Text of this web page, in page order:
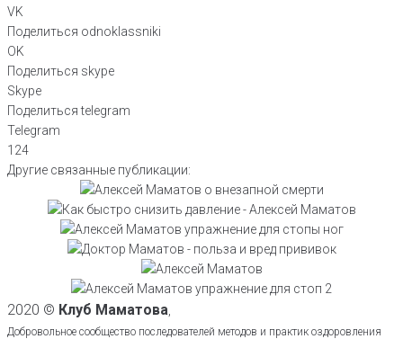
VK
Поделиться odnoklassniki
OK
Поделиться skype
Skype
Поделиться telegram
Telegram
124
Другие связанные публикации:
Как понять, что вернуть человека к
жизни после смерти уже нельзя.
Объясняет Алексей Маматов
Как снизить давление без лекарств в
домашних условиях: рефлексогенные
зоны показывает Алексей Маматов
Упражнение для стопы ног №1 от
доктора Маматова: разминка стоп на
скалке или круглой палке
Польза или вред от прививки. Какие
нужно делать, а какие необязательно,
рассказывает доктор Маматов
Упражнение дыхательной гимнастики
для профилактики инфаркта
Упражнение для стопы ног №2 от
доктора Маматова: захват и подъем
полотенца
2020 © Клуб Маматова
Добровольное сообщество последователей методов и практик оздоровления